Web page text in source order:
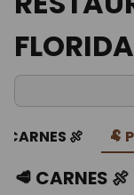
FLORIDA
CARNES 🍖 🐏
🥩 CARNES 🍖